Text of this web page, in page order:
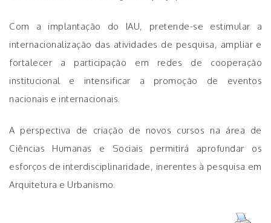
Com a implantação do IAU, pretende-se estimular a
internacionalização das atividades de pesquisa, ampliar e
fortalecer a participação em redes de cooperação
institucional e intensificar a promoção de eventos
nacionais e internacionais.
A perspectiva de criação de novos cursos na área de
Ciências Humanas e Sociais permitirá aprofundar os
esforços de interdisciplinaridade, inerentes à pesquisa em
Arquitetura e Urbanismo.